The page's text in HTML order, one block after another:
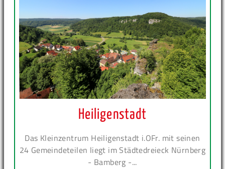
Heiligenstadt
Das Kleinzentrum Heiligenstadt i.OFr. mit seinen
24 Gemeindeteilen liegt im Städtedreieck Nürnberg
- Bamberg -...